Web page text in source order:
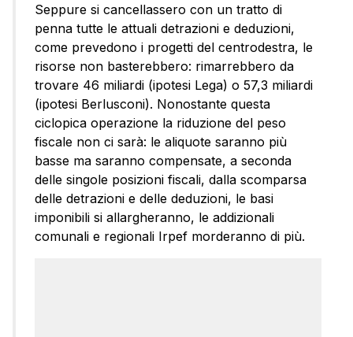
Seppure si cancellassero con un tratto di
penna tutte le attuali detrazioni e deduzioni,
come prevedono i progetti del centrodestra, le
risorse non basterebbero: rimarrebbero da
trovare 46 miliardi (ipotesi Lega) o 57,3 miliardi
(ipotesi Berlusconi). Nonostante questa
ciclopica operazione la riduzione del peso
fiscale non ci sarà: le aliquote saranno più
basse ma saranno compensate, a seconda
delle singole posizioni fiscali, dalla scomparsa
delle detrazioni e delle deduzioni, le basi
imponibili si allargheranno, le addizionali
comunali e regionali Irpef morderanno di più.